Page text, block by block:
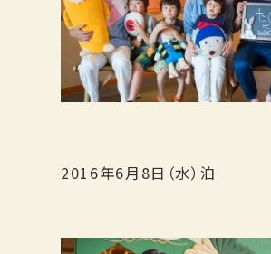
2016年6月8日（水）泊